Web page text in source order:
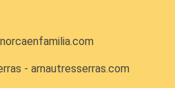
- arnautresserras.com